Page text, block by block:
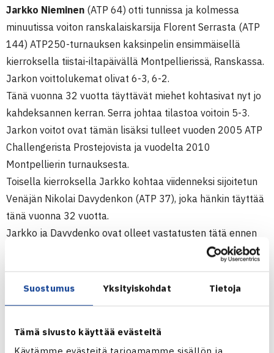
Suostumus Yksityiskohdat Tietoja
Tämä sivusto käyttää evästeitä
Jarkko Nieminen (ATP 64) otti tunnissa ja kolmessa
minuutissa voiton ranskalaiskarsija Florent Serrasta (ATP
144) ATP250-turnauksen kaksinpelin ensimmäisellä
kierroksella tiistai-iltapäivällä Montpellierissä, Ranskassa.
Jarkon voittolukemat olivat 6-3, 6-2.
Tänä vuonna 32 vuotta täyttävät miehet kohtasivat nyt jo
kahdeksannen kerran. Serra johtaa tilastoa voitoin 5-3.
Jarkon voitot ovat tämän lisäksi tulleet vuoden 2005 ATP
Challengerista Prostejovista ja vuodelta 2010
Montpellierin turnauksesta.
Toisella kierroksella Jarkko kohtaa viidenneksi sijoitetun
Venäjän Nikolai Davydenkon (ATP 37), joka hänkin täyttää
tänä vuonna 32 vuotta.
Jarkko ja Davydenko ovat olleet vastatusten tätä ennen
kuusi kertaa venäläisen johtaessa voittoja 4-2. Jarkon
Alun perin Jarkon piti kohdata ykkössijoitettu Tsekin
Tomas Berdych, mutta tämä vetäytyi kisasta oikean
lauantaina Davis Cupin historian pisimmän nelinpeliottelun